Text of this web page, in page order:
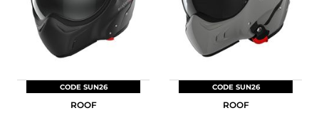
CODE SUN26
ROOF
CODE SUN26
ROOF